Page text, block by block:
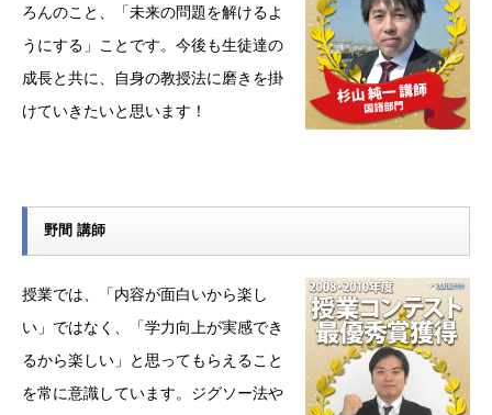
ろんのこと、「未来の問題を解けるよ
うにする」ことです。今後も生徒達の
成長と共に、自身の教授法に磨きを掛
けていきたいと思います！
野間 講師
授業では、「内容が面白いから楽し
い」ではなく、「学力向上が実感でき
るから楽しい」と思ってもらえること
を常に意識しています。ジグソー法や